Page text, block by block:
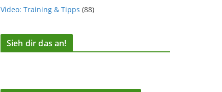
Video: Training & Tipps (88)
Sieh dir das an!